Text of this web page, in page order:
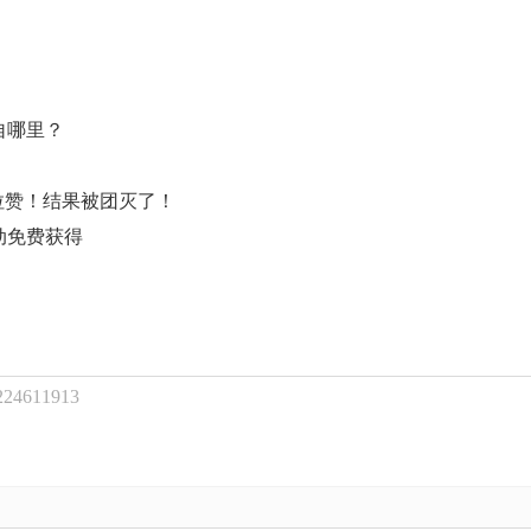
里？
！结果被团灭了！
免费获得